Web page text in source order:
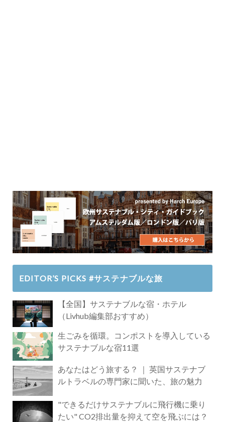
EDITOR’S PICKS #サステナブルな旅
【全国】サステナブルな宿・ホテル
（Livhub編集部おすすめ）
生ごみを循環。コンポストを導入している
サステナブルな宿11選
あなたはどう旅する？ ｜ 英国サステナブ
ルトラベルの専門家に聞いた、旅の魅力
"できるだけサステナブルに飛行機に乗り
たい" CO2排出量を抑えて空を飛ぶには？